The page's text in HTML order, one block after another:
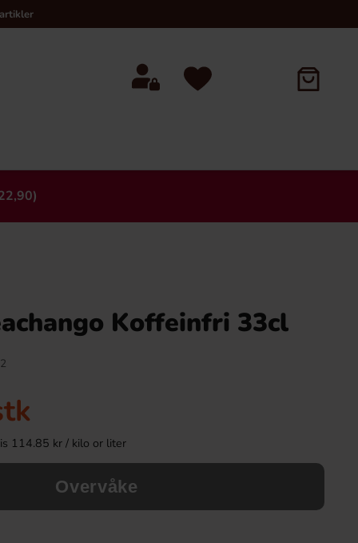
Koffeinfri 33cl
114.85 kr / kilo or liter
Overvåke